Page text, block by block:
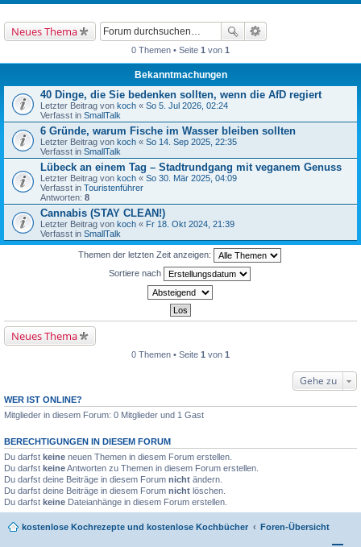
Neues Thema
0 Themen • Seite 1 von 1
Bekanntmachungen
40 Dinge, die Sie bedenken sollten, wenn die AfD regiert
Letzter Beitrag von koch « So 5. Jul 2026, 02:24
Verfasst in SmallTalk
6 Gründe, warum Fische im Wasser bleiben sollten
Letzter Beitrag von koch « So 14. Sep 2025, 22:35
Verfasst in SmallTalk
Lübeck an einem Tag – Stadtrundgang mit veganem Genuss
Letzter Beitrag von koch « So 30. Mär 2025, 04:09
Verfasst in Touristenführer
Antworten: 8
Cannabis (STAY CLEAN!)
Letzter Beitrag von koch « Fr 18. Okt 2024, 21:39
Verfasst in SmallTalk
Themen der letzten Zeit anzeigen:
Sortiere nach
Neues Thema
0 Themen • Seite 1 von 1
Gehe zu
WER IST ONLINE?
Mitglieder in diesem Forum: 0 Mitglieder und 1 Gast
BERECHTIGUNGEN IN DIESEM FORUM
Du darfst keine neuen Themen in diesem Forum erstellen.
Du darfst keineAntworten zu Themen in diesem Forum erstellen.
Du darfst deine Beiträge in diesem Forum nicht ändern.
Du darfst deine Beiträge in diesem Forum nicht löschen.
Du darfst keine Dateianhänge in diesem Forum erstellen.
kostenlose Kochrezepte und kostenlose Kochbücher Foren-Übersicht